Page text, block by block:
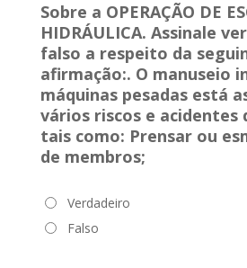
Sobre a OPERAÇÃO DE
HIDRÁULICA. Assinale
falso a respeito da
afirmação:. O manuseio
máquinas pesadas está
vários riscos e acidentes
tais como: Prensar ou
de membros;
Verdadeiro
Falso